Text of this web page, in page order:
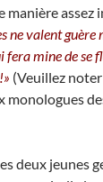
manière assez
ne valent guère
fera mine de se
(Veuillez
monologues
deux jeunes